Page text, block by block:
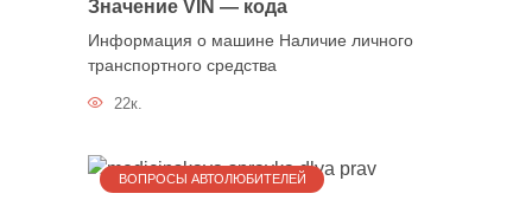
Значение VIN — кода
Информация о машине Наличие личного
транспортного средства
22к.
ВОПРОСЫ АВТОЛЮБИТЕЛЕЙ